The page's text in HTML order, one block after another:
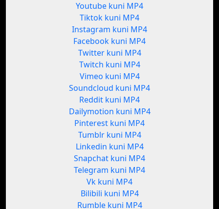
Youtube kuni MP4
Tiktok kuni MP4
Instagram kuni MP4
Facebook kuni MP4
Twitter kuni MP4
Twitch kuni MP4
Vimeo kuni MP4
Soundcloud kuni MP4
Reddit kuni MP4
Dailymotion kuni MP4
Pinterest kuni MP4
Tumblr kuni MP4
Linkedin kuni MP4
Snapchat kuni MP4
Telegram kuni MP4
Vk kuni MP4
Bilibili kuni MP4
Rumble kuni MP4